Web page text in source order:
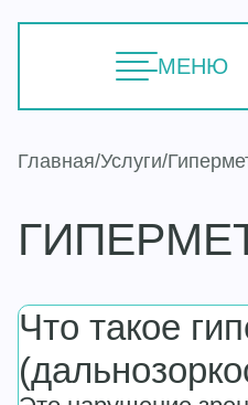
МЕНЮ
Главная Услуги
Что такое